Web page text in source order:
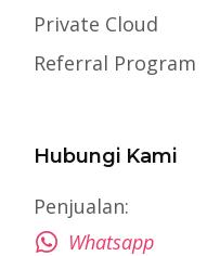
Private Cloud
Referral Program
Hubungi Kami
Penjualan:
Whatsapp